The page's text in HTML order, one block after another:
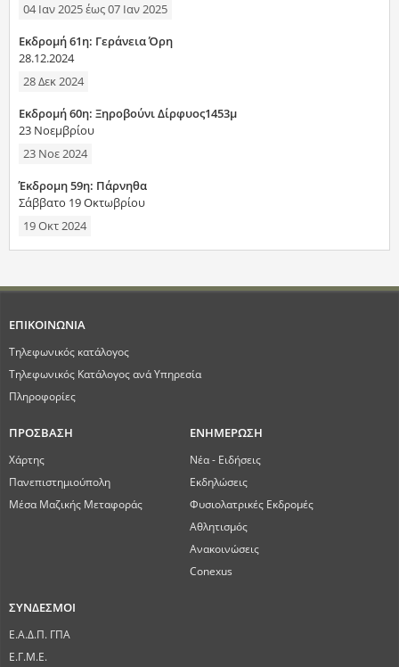
04 Ιαν 2025έως07 Ιαν 2025
Εκδρομή 61η: Γεράνεια Όρη
28.12.2024
28 Δεκ 2024
Εκδρομή 60η: Ξηροβούνι Δίρφυος1453μ
23 Νοεμβρίου
23 Νοε 2024
Έκδρομη 59η: Πάρνηθα
Σάββατο 19 Οκτωβρίου
19 Οκτ 2024
ΕΠΙΚΟΙΝΩΝΙΑ
Τηλεφωνικός κατάλογος
Τηλεφωνικός Κατάλογος ανά Υπηρεσία
Πληροφορίες
ΠΡΟΣΒΑΣΗ
Χάρτης
Πανεπιστημιούπολη
Μέσα Μαζικής Μεταφοράς
ΕΝΗΜΕΡΩΣΗ
Νέα - Ειδήσεις
Εκδηλώσεις
Φυσιολατρικές Εκδρομές
Αθλητισμός
Ανακοινώσεις
Conexus
ΣΥΝΔΕΣΜΟΙ
Ε.Α.Δ.Π. ΓΠΑ
Ε.Γ.Μ.Ε.